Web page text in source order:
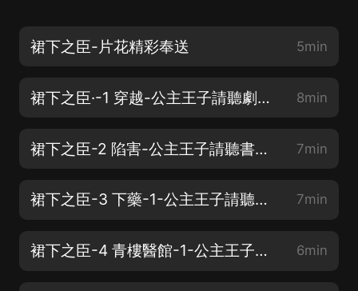
裙下之臣-片花精彩奉送 5min
裙下之臣·-1 穿越-公主王子請聽劇❥(^_-) 8min
裙下之臣-2 陷害-公主王子請聽書；） 7min
裙下之臣-3 下藥-1-公主王子請聽書；） 7min
裙下之臣-4 青樓醫館-1-公主王子請聽書❥(^_-) 6min